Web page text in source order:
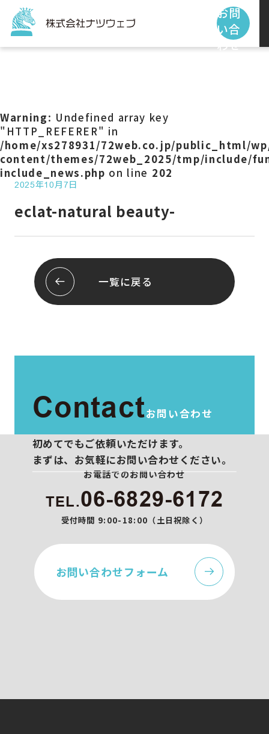
お問
い合
わせ
サービス
制作事例
会社概要
スタッフ紹介
プライバシーポリシー
Warning: Undefined array key
"HTTP_REFERER" in
/home/xs278931/72web.co.jp/public_html/
content/themes/72web_2025/tmp/include/
include_news.php on line 202
2025年10月7日
eclat-natural beauty-
一覧に戻る
Contactお問い合わせ
初めてでもご依頼いただけます。
まずは、お気軽にお問い合わせください。
お電話でのお問い合わせ
TEL.06-6829-6172
受付時間 9:00-18:00（土日祝除く）
お問い合わせフォーム